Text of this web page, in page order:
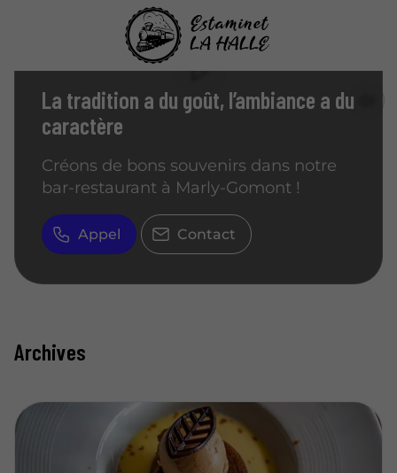
LE RENDEZ-VOUS GOURMAND ET FESTIF
La tradition a du goût, l’ambiance a du
caractère
Créons de bons souvenirs dans notre
bar-restaurant à Marly-Gomont !
Appel Contact
Archives